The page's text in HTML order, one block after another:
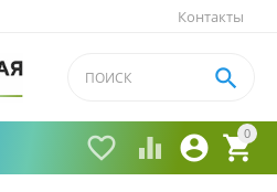
Контакты
0


 
